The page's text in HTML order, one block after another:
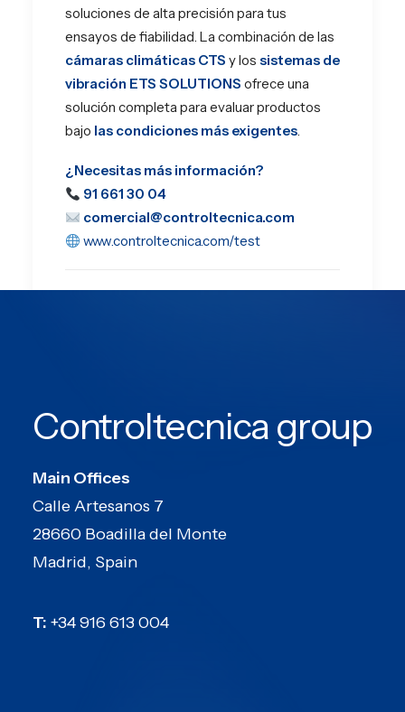
soluciones de alta precisión para tus
ensayos de fiabilidad. La combinación de las
cámaras climáticas CTS y los sistemas de
vibración ETS SOLUTIONS ofrece una
solución completa para evaluar productos
bajo las condiciones más exigentes.
¿Necesitas más información?
91 661 30 04
comercial@controltecnica.com
www.controltecnica.com/test
Controltecnica group
Main Offices
Calle Artesanos 7
28660 Boadilla del Monte
Madrid, Spain
T: +34 916 613 004